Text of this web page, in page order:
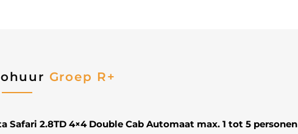
Groep R+
2.8TD 4×4 Double Cab Automaat max. 1 tot 5 personen